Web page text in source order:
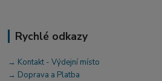
Rychlé odkazy
→ Kontakt - Výdejní místo
→ Doprava a Platba